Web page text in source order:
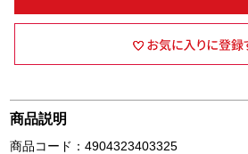
商品説明
商品コード：4904323403325